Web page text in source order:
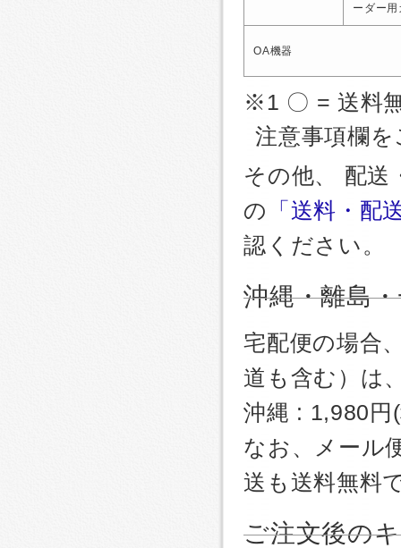
ーダー
OA機器
※1 〇 = 送料
注意事項欄
その他、 配送
の
「送料・配
認ください。
沖縄・離島
宅配便の場合
道も含む）は
沖縄 : 1,980円
なお、メール
送も送料無料
ご注文後の